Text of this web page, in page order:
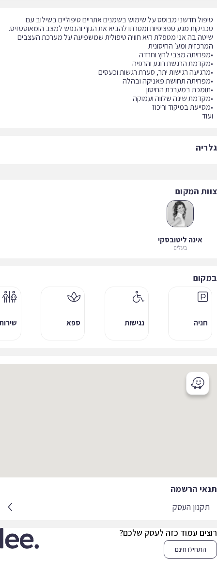
חדשני מבוסס על שימוש בשמנים אתריים טיפוליים בשילוב עם
מגע ספציפיות ומטרתו להביא את הגוף והנפש למצב הומאוסטזיס.
בה אני מטפלת היא חוויה טיפולית שמשפיעה על מערכת העצבים
המקום
אינה ליטובסקי
בעלים
חניה נגישות ספא שירותים
הרשמה
תקנון העסק
עמוד כזה לעסק שלכם?
התחילו חינם